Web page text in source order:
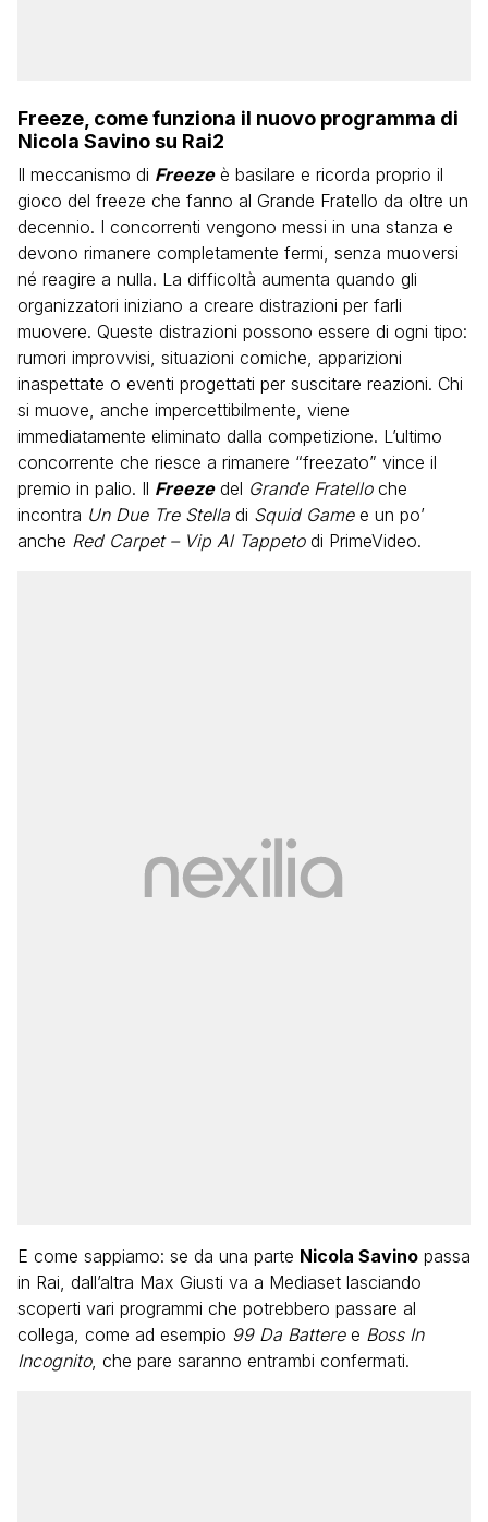
Freeze, come funziona il nuovo programma di
Nicola Savino su Rai2
Il meccanismo di Freezeè basilare e ricorda proprio il
gioco del freeze che fanno al Grande Fratello da oltre un
decennio. I concorrenti vengono messi in una stanza e
devono rimanere completamente fermi, senza muoversi
né reagire a nulla. La difficoltà aumenta quando gli
organizzatori iniziano a creare distrazioni per farli
muovere. Queste distrazioni possono essere di ogni tipo:
rumori improvvisi, situazioni comiche, apparizioni
inaspettate o eventi progettati per suscitare reazioni. Chi
si muove, anche impercettibilmente, viene
immediatamente eliminato dalla competizione. L’ultimo
concorrente che riesce a rimanere “freezato” vince il
premio in palio. Il Freezedel Grande Fratelloche
incontra Un Due Tre Stella di Squid Gamee un po’
anche Red Carpet – Vip Al Tappetodi PrimeVideo.
E come sappiamo: se da una parte Nicola Savino passa
in Rai, dall’altra Max Giusti va a Mediaset lasciando
scoperti vari programmi che potrebbero passare al
collega, come ad esempio 99 Da Batteree Boss In
Incognito, che pare saranno entrambi confermati.